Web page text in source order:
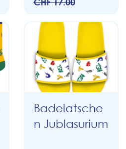
Badelatsche
n Jublasurium